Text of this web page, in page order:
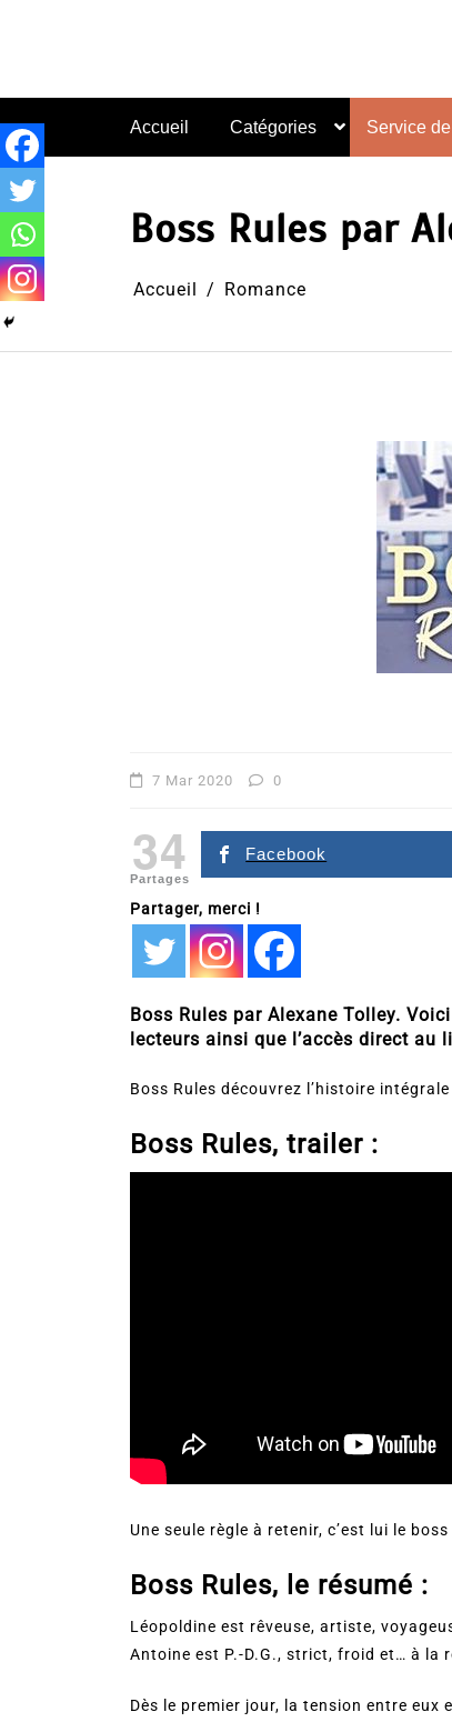
Accueil Catégories Service
Boss Rules par
Accueil Romance
7 Mar 2020 0
34
Partages
Facebook
Partager, merci !
Boss Rules par Alexane Tolley.
lecteurs ainsi que l’accès direct au
Boss Rules découvrez l’histoire
Boss Rules, trailer :
Une seule règle à retenir, c’est lui le boss
Boss Rules, le résumé :
Léopoldine est rêveuse, artiste,
Antoine est P.-D.G., strict, froid et… à la
Dès le premier jour, la tension entre eux
Dans Romance
2026
littérature sentimentale